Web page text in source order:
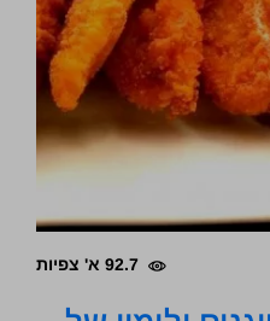
92.7 א' צפיות